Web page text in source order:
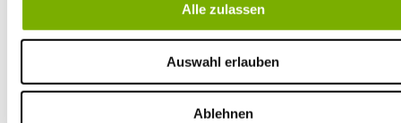
Alle zulassen
Auswahl erlauben
Ablehnen